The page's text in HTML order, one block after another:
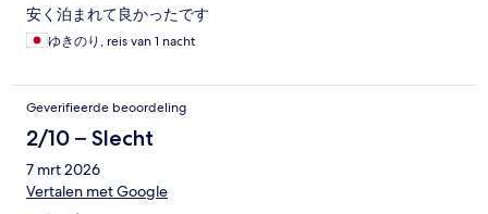
安く泊まれて良かったです
ゆきのり, reis van 1 nacht
Geverifieerde beoordeling
2/10 – Slecht
7 mrt 2026
Vertalen met Google